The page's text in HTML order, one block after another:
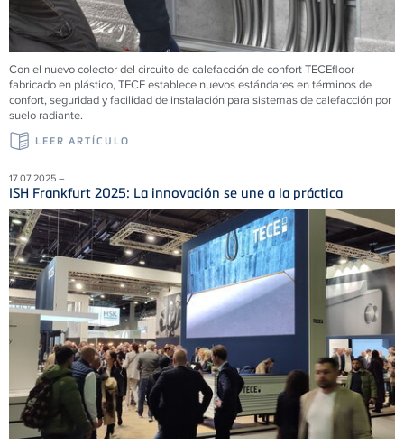
Con el nuevo colector del circuito de calefacción de confortTECEfloor
fabricado en plástico,TECEestablece nuevos estándares en términos de
confort, seguridad y facilidad de instalación para sistemas de calefacción por
suelo radiante.
LEER ARTÍCULO
17.07.2025 –
ISH Frankfurt 2025: La innovación se une a la práctica